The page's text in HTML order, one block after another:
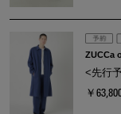
ZUCCa
<先行
￥